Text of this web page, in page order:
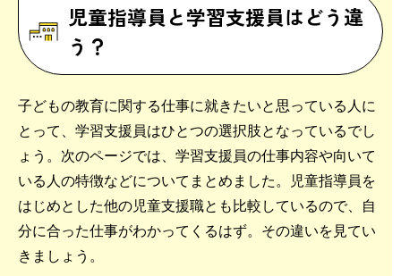
児童指導員と学習支援員はどう違
う？
子どもの教育に関する仕事に就きたいと思っている人に
とって、学習支援員はひとつの選択肢となっているでし
ょう。次のページでは、学習支援員の仕事内容や向いて
いる人の特徴などについてまとめました。児童指導員を
はじめとした他の児童支援職とも比較しているので、自
分に合った仕事がわかってくるはず。その違いを見てい
きましょう。